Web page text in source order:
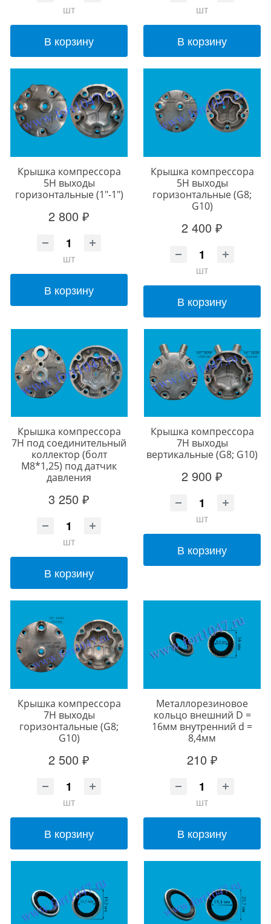
шт
В корзину
шт
В корзину
Крышка компрессора
5Н выходы
горизонтальные (1"-1")
2 800 ₽
шт
В корзину
Крышка компрессора
5Н выходы
горизонтальные (G8;
G10)
2 400 ₽
шт
В корзину
Крышка компрессора
7H под соединительный
коллектор (болт
М8*1,25) под датчик
давления
3 250 ₽
шт
В корзину
Крышка компрессора
7Н выходы
вертикальные (G8; G10)
2 900 ₽
шт
В корзину
Крышка компрессора
7Н выходы
горизонтальные (G8;
G10)
2 500 ₽
шт
В корзину
Металлорезиновое
кольцо внешний D =
16мм внутренний d =
8,4мм
210 ₽
шт
В корзину